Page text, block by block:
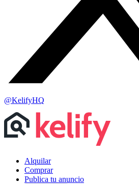
@KelifyHQ
Alquilar
Comprar
Publica tu anuncio